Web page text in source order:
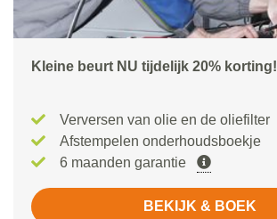
Kleine beurt NU tijdelijk 20% korting!
Verversen van olie en de oliefilter
Afstempelen onderhoudsboekje
6 maanden garantie
BEKIJK & BOEK